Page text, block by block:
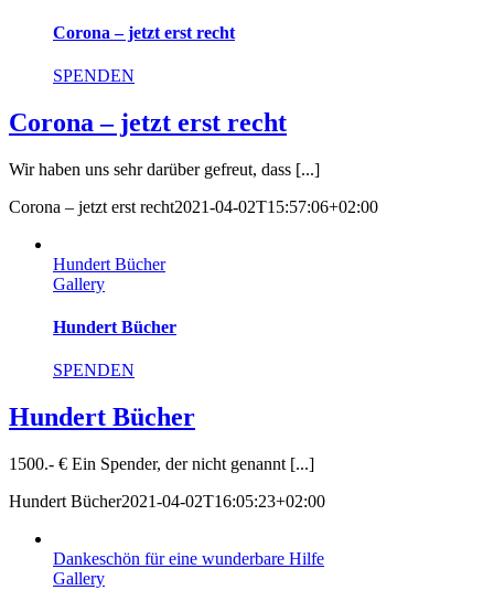
Corona – jetzt erst recht
SPENDEN
Corona – jetzt erst recht
Wir haben uns sehr darüber gefreut, dass [...]
Corona – jetzt erst recht2021-04-02T15:57:06+02:00
Hundert Bücher
Gallery
Hundert Bücher
SPENDEN
Hundert Bücher
1500.- € Ein Spender, der nicht genannt [...]
Hundert Bücher2021-04-02T16:05:23+02:00
Dankeschön für eine wunderbare Hilfe
Gallery